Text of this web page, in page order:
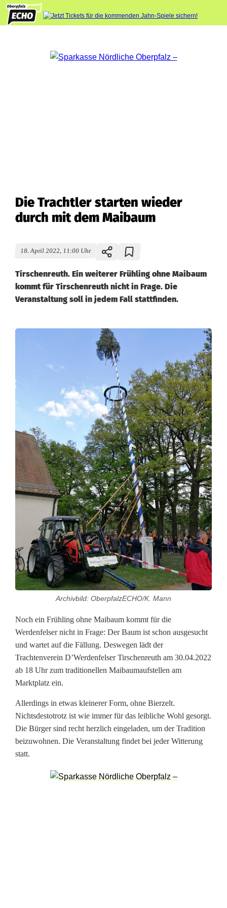
Die Trachtler starten wieder
durch mit dem Maibaum
18. April 2022, 11:00 Uhr
Tirschenreuth. Ein weiterer Frühling ohne Maibaum
kommt für Tirschenreuth nicht in Frage. Die
Veranstaltung soll in jedem Fall stattfinden.
a
c
h
t
r
s
t
r
t
e
n
w
i
e
d
Archivbild: OberpfalzECHO/K. Mann
Noch ein Frühling ohne Maibaum kommt für die
Werdenfelser nicht in Frage: Der Baum ist schon ausgesucht
und wartet auf die Fällung. Deswegen lädt der
Trachtenverein D’Werdenfelser Tirschenreuth am 30.04.2022
ab 18 Uhr zum traditionellen Maibaumaufstellen am
Marktplatz ein.
Allerdings in etwas kleinerer Form, ohne Bierzelt.
Nichtsdestotrotz ist wie immer für das leibliche Wohl gesorgt.
Die Bürger sind recht herzlich eingeladen, um der Tradition
beizuwohnen. Die Veranstaltung findet bei jeder Witterung
statt.